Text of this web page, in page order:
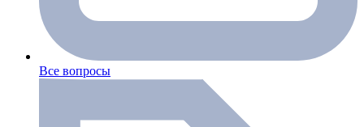
Все вопросы